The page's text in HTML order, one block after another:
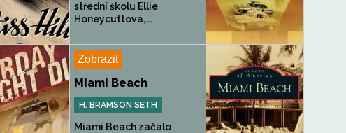
střední školu Ellie
Honeycuttová,...
Zobrazit
Miami Beach
H. BRAMSON SETH
Miami Beach začalo